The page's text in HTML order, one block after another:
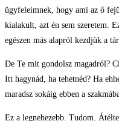
ügyfeleimnek, hogy ami az ő
kialakult, azt én sem szeretem.
egészen más alapról kezdjük a
De Te mit gondolsz magadról?
Itt hagynád, ha tehetnéd? Ha
maradsz sokáig ebben a
Ez a legnehezebb. Tudom.